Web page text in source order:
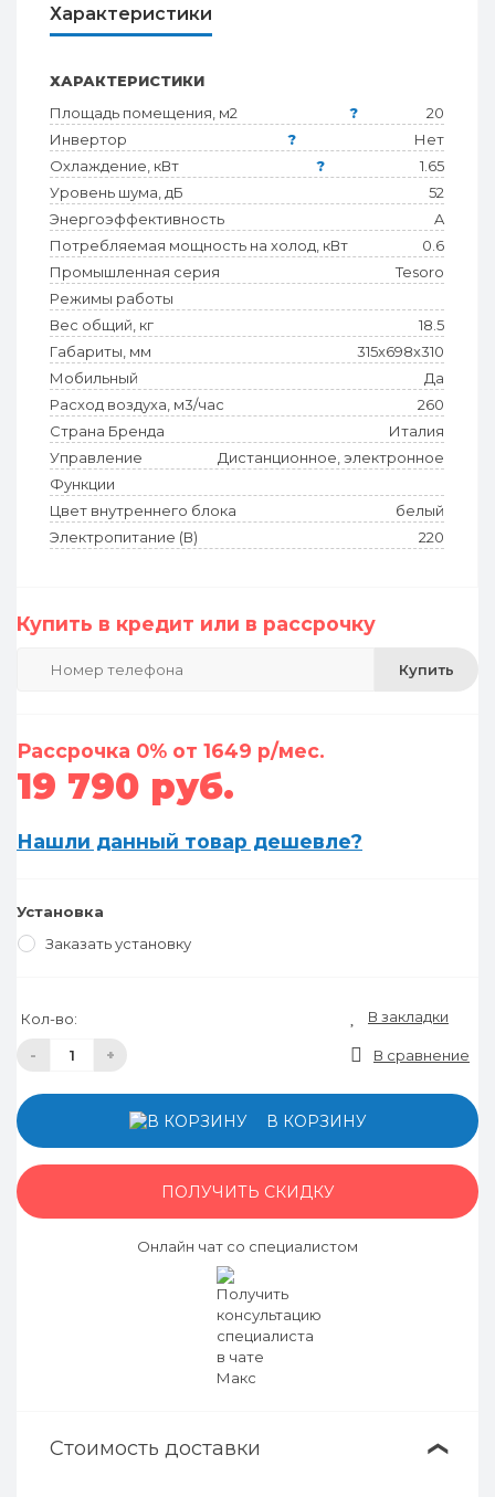
Характеристики
ХАРАКТЕРИСТИКИ
Площадь помещения, м2
?
20
Инвертор
?
Нет
Охлаждение, кВт
?
1.65
Уровень шума, дБ
52
Энергоэффективность
A
Потребляемая мощность на холод, кВт
0.6
Промышленная серия
Tesoro
Режимы работы
Вес общий, кг
18.5
Габариты, мм
315x698x310
Мобильный
Да
Расход воздуха, м3/час
260
Страна Бренда
Италия
Управление
Дистанционное, электронное
Функции
Цвет внутреннего блока
белый
Электропитание (В)
220
Купить в кредит или в рассрочку
Купить
Рассрочка 0% от 1649 р/мес.
19 790 руб.
Нашли данный товар дешевле?
Установка
Заказать установку
Кол-во:
- +
В закладки
В сравнение
В КОРЗИНУ
ПОЛУЧИТЬ СКИДКУ
Онлайн чат со специалистом
Стоимость доставки ❯